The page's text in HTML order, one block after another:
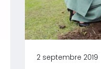
2 septembre 2019